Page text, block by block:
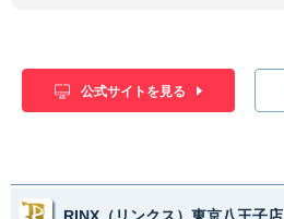
公式サイトを見る
RINX（リンクス）東京八王子店